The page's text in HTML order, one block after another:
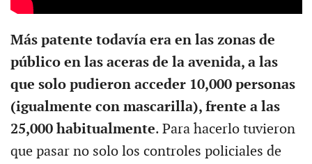
Más patente todavía era en las zonas de
público en las aceras de la avenida, a las
que solo pudieron acceder 10,000 personas
(igualmente con mascarilla), frente a las
25,000 habitualmente. Para hacerlo tuvieron
que pasar no solo los controles policiales de